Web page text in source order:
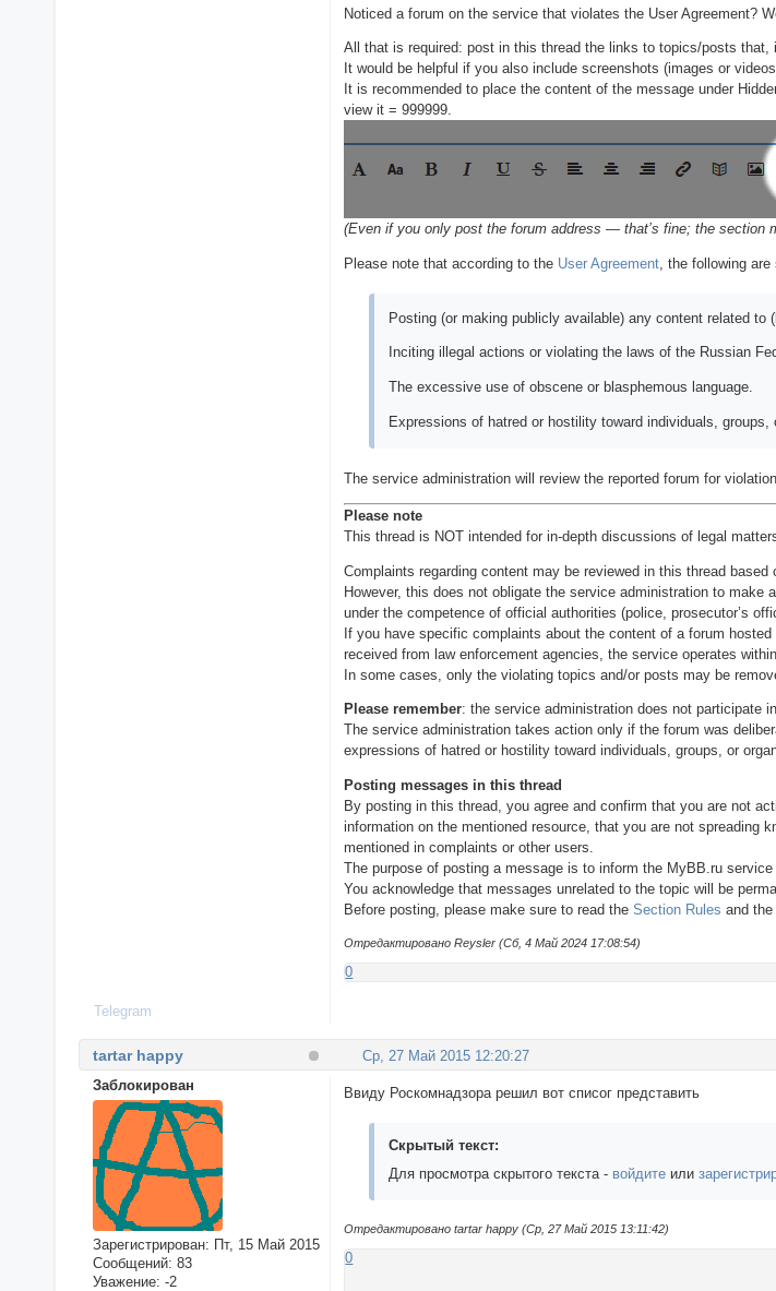
Noticed a forum on the service that violates the User Agreement?
All that is required: post in this thread the links to topics/posts that,
It would be helpful if you also include screenshots (images or
It is recommended to place the content of the message under
view it = 999999.
(Even if you only post the forum address — that’s fine; the section
Please note that according to the User Agreement, the following
Posting (or making publicly available) any content related
Inciting illegal actions or violating the laws of the Russian
The excessive use of obscene or blasphemous language.
Expressions of hatred or hostility toward individuals, groups,
The service administration will review the reported forum for
Please note
This thread is NOT intended for in-depth discussions of legal
Complaints regarding content may be reviewed in this thread
However, this does not obligate the service administration to
under the competence of official authorities (police, prosecutor’s
If you have specific complaints about the content of a forum
received from law enforcement agencies, the service operates
In some cases, only the violating topics and/or posts may be
Please remember: the service administration does not participate
The service administration takes action only if the forum was
expressions of hatred or hostility toward individuals, groups, or
Posting messages in this thread
By posting in this thread, you agree and confirm that you are not
information on the mentioned resource, that you are not spreading
mentioned in complaints or other users.
The purpose of posting a message is to inform the MyBB.ru
You acknowledge that messages unrelated to the topic will be
Before posting, please make sure to read theSection Rules and the
Отредактировано Reysler (Сб, 4 Май 2024 17:08:54)
0
Telegram
Ср, 27 Май 2015 12:20:27
tartar happy
Заблокирован
Зарегистрирован: Пт, 15 Май 2015
Сообщений: 83
Уважение: -2
Ввиду Роскомнадзора решил вот списог представить
Скрытый текст:
Для просмотра скрытого текста - войдите или
Отредактировано tartar happy (Ср, 27 Май 2015 13:11:42)
0